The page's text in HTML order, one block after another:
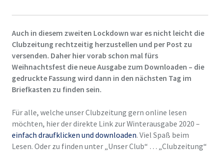
Auch in diesem zweiten Lockdown war es nicht leicht die
Clubzeitung rechtzeitig herzustellen und per Post zu
versenden. Daher hier vorab schon mal fürs
Weihnachtsfest die neue Ausgabe zum Downloaden – die
gedruckte Fassung wird dann in den nächsten Tag im
Briefkasten zu finden sein.
Für alle, welche unser Clubzeitung gern online lesen
möchten, hier der direkte Link zur Winterausgabe 2020 –
einfach draufklicken und downloaden. Viel Spaß beim
Lesen. Oder zu finden unter „Unser Club“ … „Clubzeitung“